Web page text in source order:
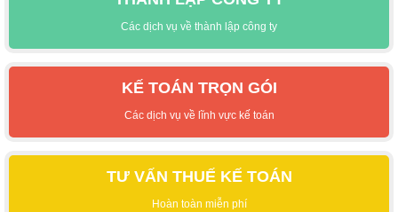
Các dịch vụ về thành lập công ty
KẾ TOÁN TRỌN GÓI
Các dịch vụ về lĩnh vực kế toán
TƯ VẤN THUẾ KẾ TOÁN
Hoàn toàn miễn phí